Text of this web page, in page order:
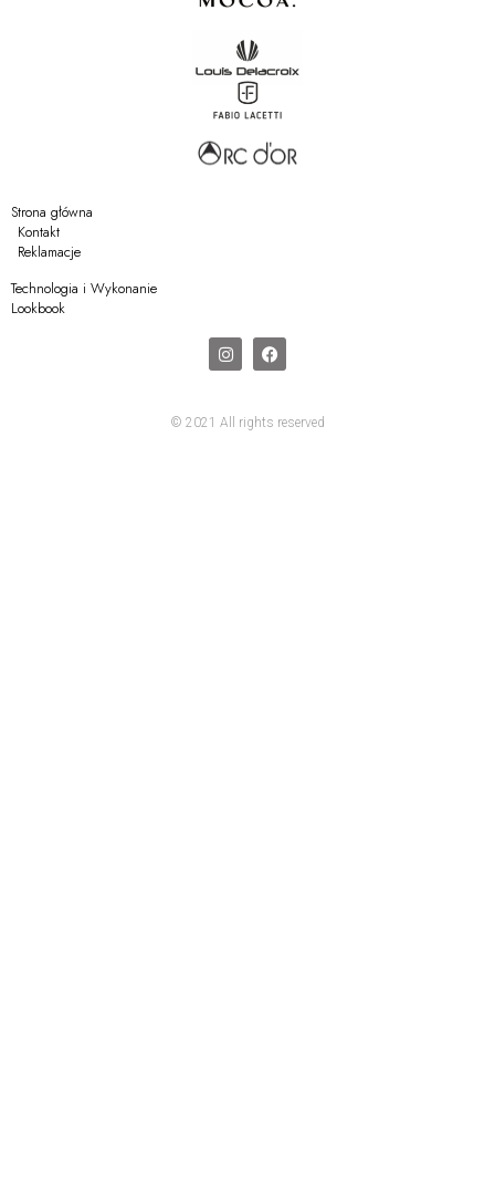
Strona główna
Kontakt
Reklamacje
Technologia i Wykonanie
Lookbook
© 2021 All rights reserved